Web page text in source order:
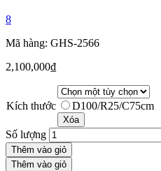
8
Mã hàng: GHS-2566
2,100,000₫
Kích thước D100/R25/C75cm
Xóa
Số lượng
Thêm vào giỏ
Thêm vào giỏ